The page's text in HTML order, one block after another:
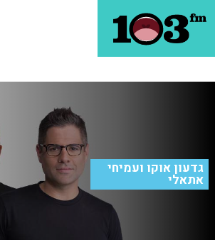
גדעון אוקו ועמיחי
אתאלי